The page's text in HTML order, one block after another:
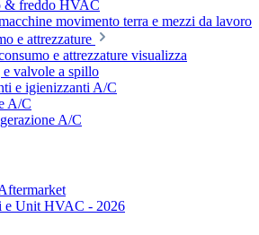
& freddo HVAC
movimento terra e mezzi da lavoro
e attrezzature
e attrezzature visualizza
valvole a spillo
e igienizzanti A/C
A/C
A/C
e Unit HVAC - 2026